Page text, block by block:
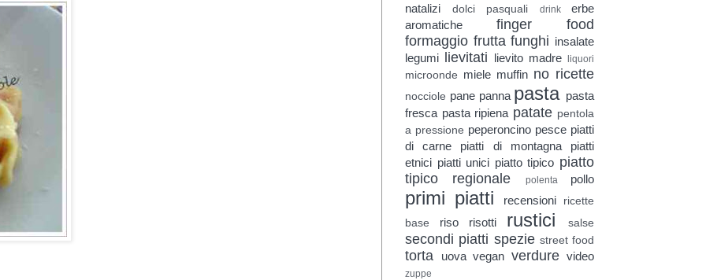
natalizi
dolci pasquali drink
erbe
aromatiche
finger food
formaggio frutta funghi insalate
legumi lievitati lievito madre liquori
microonde miele muffin no ricette
nocciole pane panna pasta pasta
fresca pasta ripiena patate pentola
a pressione peperoncino pesce piatti
di carne
piatti di montagna
piatti
etnici piatti unici piatto tipico piatto
tipico regionale
polenta pollo
primi piatti recensioni
ricette
base
riso risotti rustici salse
secondi piatti spezie street food
torta uova vegan verdure video
zuppe